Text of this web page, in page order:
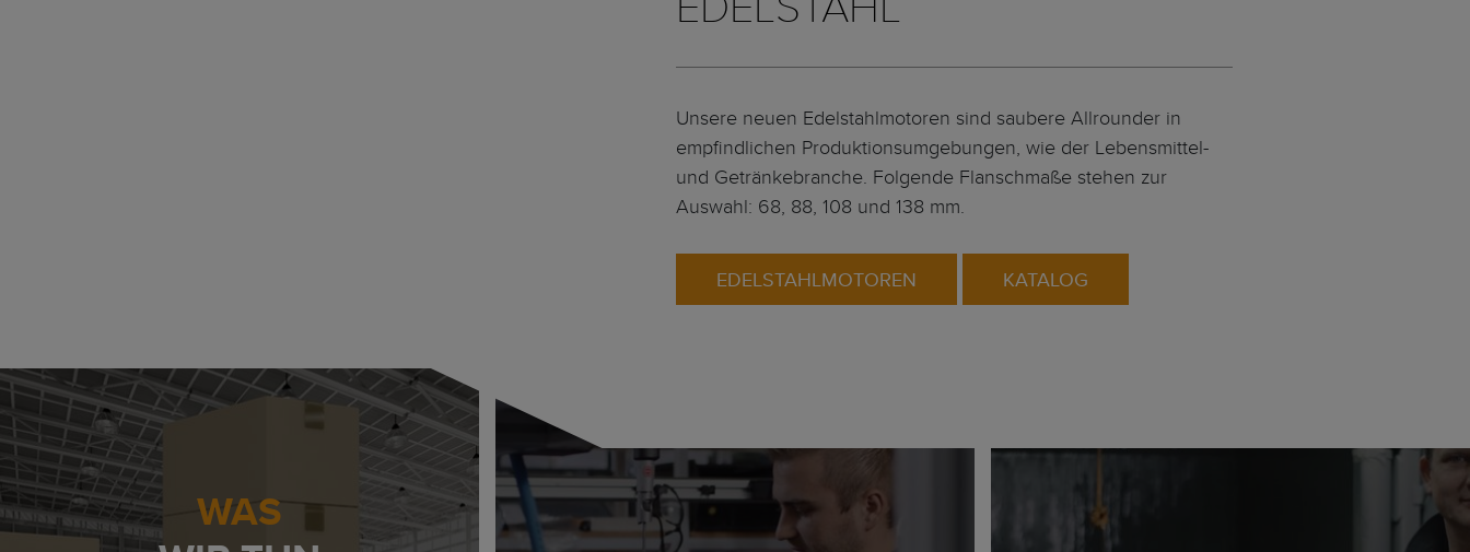
Unsere neuen Edelstahlmotoren sind saubere Allrounder in
empfindlichen Produktionsumgebungen, wie der Lebensmittel-
und Getränkebranche. Folgende Flanschmaße stehen zur
Auswahl: 68, 88, 108 und 138 mm.
EDELSTAHLMOTOREN KATALOG
WAS